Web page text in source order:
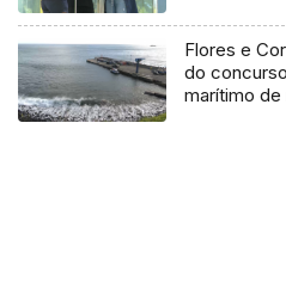
Flores e
do
marítimo